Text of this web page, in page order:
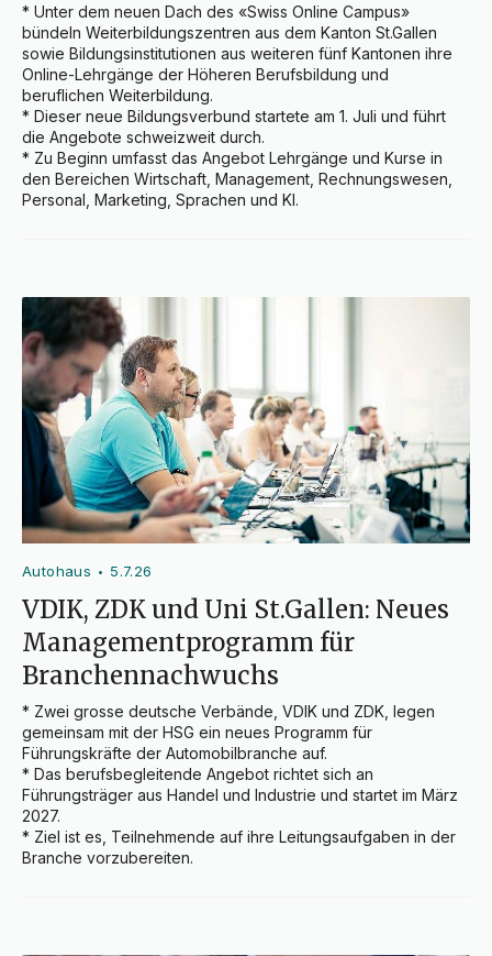
* Unter dem neuen Dach des «Swiss Online Campus»
bündeln Weiterbildungszentren aus dem Kanton St.Gallen
sowie Bildungsinstitutionen aus weiteren fünf Kantonen ihre
Online-Lehrgänge der Höheren Berufsbildung und
beruflichen Weiterbildung.
* Dieser neue Bildungsverbund startete am 1. Juli und führt
die Angebote schweizweit durch.
* Zu Beginn umfasst das Angebot Lehrgänge und Kurse in
den Bereichen Wirtschaft, Management, Rechnungswesen,
Personal, Marketing, Sprachen und KI.
Autohaus • 5.7.26
VDIK, ZDK und Uni St.Gallen: Neues
Managementprogramm für
Branchennachwuchs
* Zwei grosse deutsche Verbände, VDIK und ZDK, legen
gemeinsam mit der HSG ein neues Programm für
Führungskräfte der Automobilbranche auf.
* Das berufsbegleitende Angebot richtet sich an
Führungsträger aus Handel und Industrie und startet im März
2027.
* Ziel ist es, Teilnehmende auf ihre Leitungsaufgaben in der
Branche vorzubereiten.